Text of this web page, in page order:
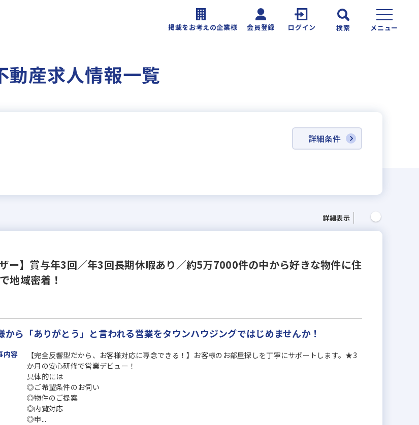
掲載をお考えの企業様 会員登録 ログイン 検索 メニュー
産求人情報一覧
詳細条件
詳細表示
】賞与年3回／年3回長期休暇あり／約5万7000件の中から好きな物件に住
地域密着！
ら「ありがとう」と言われる営業をタウンハウジングではじめませんか！
内容
【完全反響型だから、お客様対応に専念できる！】お客様のお部屋探しを丁寧にサポートします。★3
か月の安心研修で営業デビュー！
具体的には
◎ご希望条件のお伺い
◎物件のご提案
◎内覧対応
◎申...